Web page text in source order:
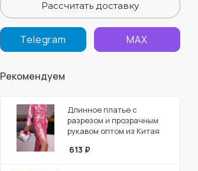
Рассчитать доставку
Telegram MAX
Рекомендуем
Длинное платье с
разрезом и прозрачным
рукавом оптом из Китая
613 ₽